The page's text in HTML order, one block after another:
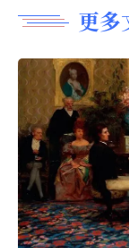
更多